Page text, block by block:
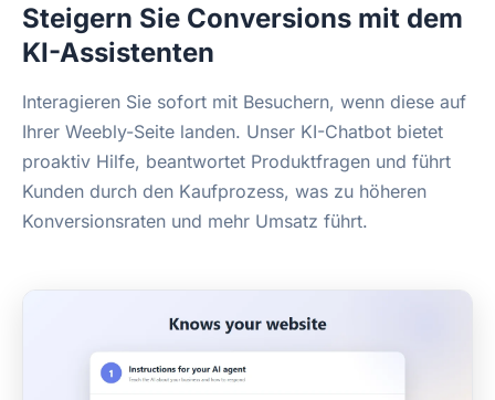
Steigern Sie Conversions mit dem
KI-Assistenten
Interagieren Sie sofort mit Besuchern, wenn diese auf
Ihrer Weebly-Seite landen. Unser KI-Chatbot bietet
proaktiv Hilfe, beantwortet Produktfragen und führt
Kunden durch den Kaufprozess, was zu höheren
Konversionsraten und mehr Umsatz führt.